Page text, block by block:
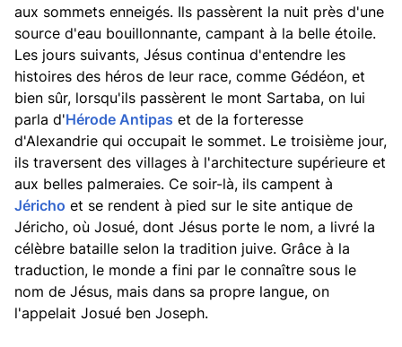
aux sommets enneigés. Ils passèrent la nuit près d'une
source d'eau bouillonnante, campant à la belle étoile.
Les jours suivants, Jésus continua d'entendre les
histoires des héros de leur race, comme Gédéon, et
bien sûr, lorsqu'ils passèrent le mont Sartaba, on lui
parla d'Hérode Antipas et de la forteresse
d'Alexandrie qui occupait le sommet. Le troisième jour,
ils traversent des villages à l'architecture supérieure et
aux belles palmeraies. Ce soir-là, ils campent à
Jéricho et se rendent à pied sur le site antique de
Jéricho, où Josué, dont Jésus porte le nom, a livré la
célèbre bataille selon la tradition juive. Grâce à la
traduction, le monde a fini par le connaître sous le
nom de Jésus, mais dans sa propre langue, on
l'appelait Josué ben Joseph.